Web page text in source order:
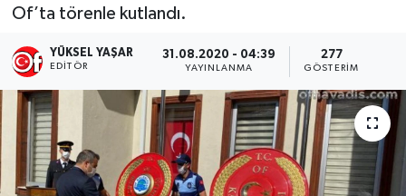
Of’ta törenle kutlandı.
YÜKSEL YAŞAR
EDITÖR
31.08.2020 - 04:39
YAYINLANMA
277
GÖSTERIM
Süper Lig Puan Durumu ve Fikstür
Tüm Manşetler
Son Dakika Haberleri
Haber Arşivi